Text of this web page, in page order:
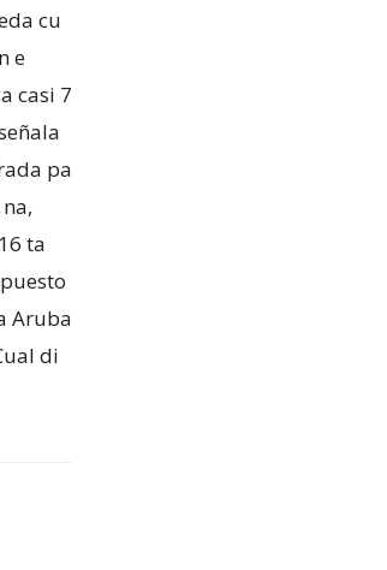
cu
e
casi 7
pa
ta
Aruba
di